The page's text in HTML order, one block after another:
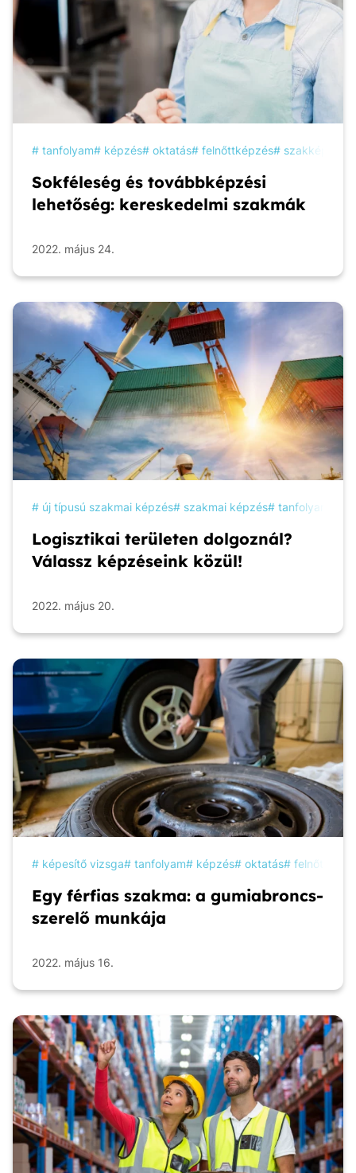
tanfolyam képzés oktatás felnőttképzés szakképzés
Sokféleség és továbbképzési
lehetőség: kereskedelmi szakmák
2022. május 24.
új típusú szakmai képzés szakmai képzés tanfolyam
Logisztikai területen dolgoznál?
Válassz képzéseink közül!
2022. május 20.
képesítő vizsga tanfolyam képzés oktatás
Egy férfias szakma: a gumiabroncs-
szerelő munkája
2022. május 16.